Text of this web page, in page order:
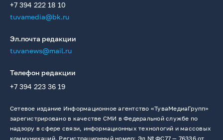
+7 394 222 18 10
tuvamedia@bk.ru
Эл.почта редакции
tuvanews@mail.ru
Телефон редакции
+7 394 223 36 19
Сетевое издание Информационное агентство «ТуваМедиаГрупп»
зарегистрировано в качестве СМИ в Федеральной службе по
надзору в сфере связи, информационных технологий и массовых
коммуникаций. Регистрационный номер: Эл № ФС77 — 76336 от